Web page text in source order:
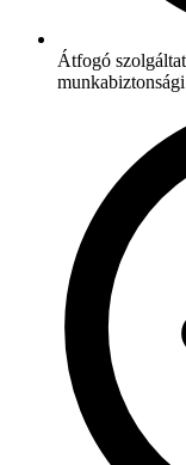
Átfogó